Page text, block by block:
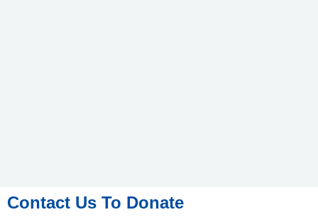
Contact Us To Donate